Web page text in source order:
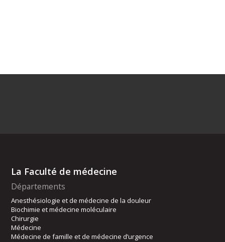
La Faculté de médecine
Départements
Anesthésiologie et de médecine de la douleur
Biochimie et médecine moléculaire
Chirurgie
Médecine
Médecine de famille et de médecine d’urgence